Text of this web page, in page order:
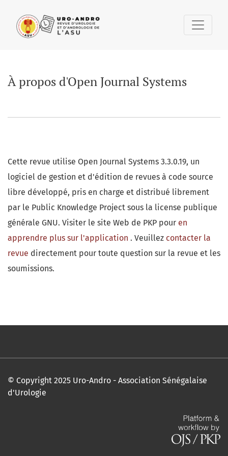
À propos d'Open Journal Systems
Cette revue utilise Open Journal Systems 3.3.0.19, un
logiciel de gestion et d'édition de revues à code source
libre développé, pris en charge et distribué librement
par le Public Knowledge Project sous la license publique
générale GNU. Visiter le site Web de PKP pour en
apprendre plus sur l'application . Veuillez contacter la
revue directement pour toute question sur la revue et les
soumissions.
© Copyright 2025 Uro-Andro - Association Sénégalaise
d'Urologie